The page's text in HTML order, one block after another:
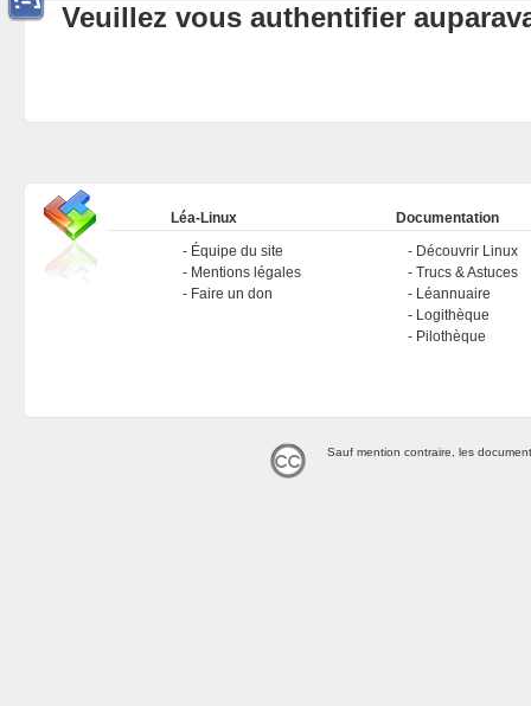
Veuillez vous authentifier
Léa-Linux
Équipe du site
Mentions légales
Faire un don
Documentation
Découvrir Linux
Trucs & Astuces
Léannuaire
Logithèque
Pilothèque
Sauf mention contraire, les